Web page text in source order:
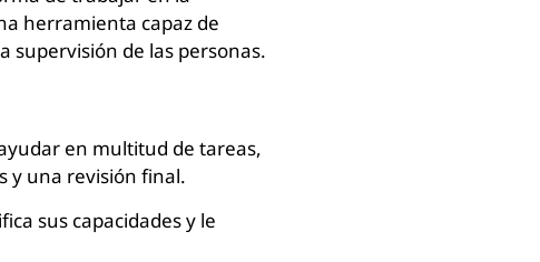
herramienta capaz de
supervisión de las personas.
en multitud de tareas,
y una revisión final.
sus capacidades y le